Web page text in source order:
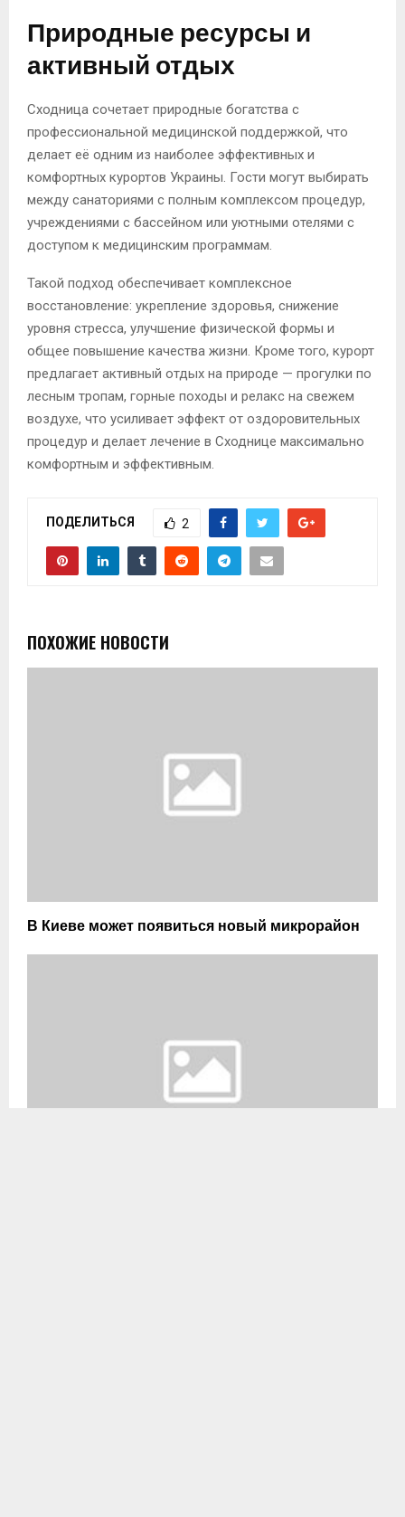
Природные ресурсы и
активный отдых
Сходница сочетает природные богатства с
профессиональной медицинской поддержкой, что
делает её одним из наиболее эффективных и
комфортных курортов Украины. Гости могут выбирать
между санаториями с полным комплексом процедур,
учреждениями с бассейном или уютными отелями с
доступом к медицинским программам.
Такой подход обеспечивает комплексное
восстановление: укрепление здоровья, снижение
уровня стресса, улучшение физической формы и
общее повышение качества жизни. Кроме того, курорт
предлагает активный отдых на природе — прогулки по
лесным тропам, горные походы и релакс на свежем
воздухе, что усиливает эффект от оздоровительных
процедур и делает лечение в Сходнице максимально
комфортным и эффективным.
ПОДЕЛИТЬСЯ 2
ПОХОЖИЕ НОВОСТИ
В Киеве может появиться новый микрорайон